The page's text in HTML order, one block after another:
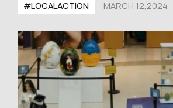
#LOCALACTION MARCH 12,2024